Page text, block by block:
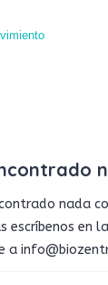
nada
escríbenos en